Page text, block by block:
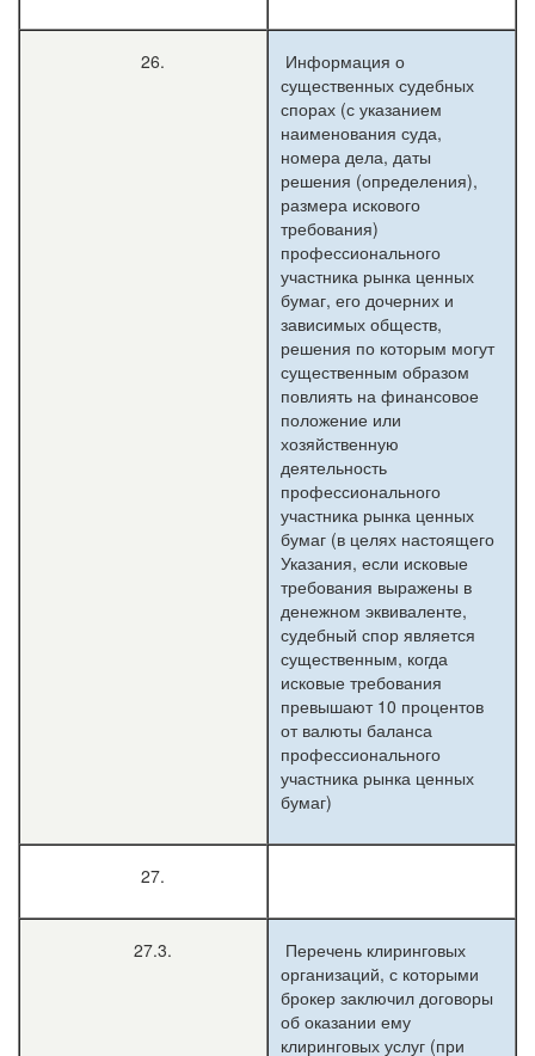
26.
Информация о
существенных судебных
спорах (с указанием
наименования суда,
номера дела, даты
решения (определения),
размера искового
требования)
профессионального
участника рынка ценных
бумаг, его дочерних и
зависимых обществ,
решения по которым могут
существенным образом
повлиять на финансовое
положение или
хозяйственную
деятельность
профессионального
участника рынка ценных
бумаг (в целях настоящего
Указания, если исковые
требования выражены в
денежном эквиваленте,
судебный спор является
существенным, когда
исковые требования
превышают 10 процентов
от валюты баланса
профессионального
участника рынка ценных
бумаг)
27.
27.3.
Перечень клиринговых
организаций, с которыми
брокер заключил договоры
об оказании ему
клиринговых услуг (при